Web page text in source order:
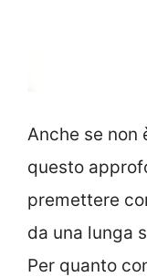
Anche se non
questo
premettere
da una lunga
Per quanto